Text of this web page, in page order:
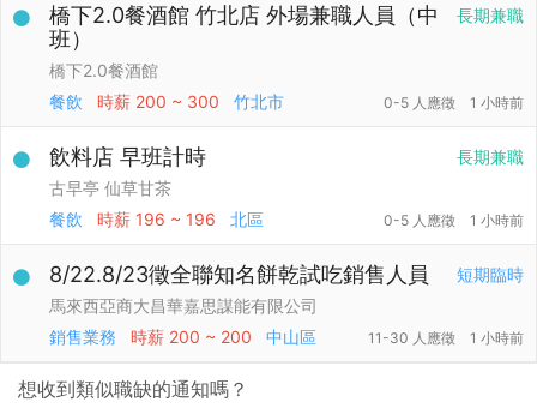
長期兼職
橋下2.0餐酒館 竹北店 外場兼職人員（中
班）
橋下2.0餐酒館
餐飲
時薪 200 ~ 300 竹北市 0-5 人應徵 1 小時前
長期兼職
飲料店 早班計時
古早亭 仙草甘茶
餐飲
時薪 196 ~ 196 北區 0-5 人應徵 1 小時前
短期臨時
8/22.8/23徵全聯知名餅乾試吃銷售人員
馬來西亞商大昌華嘉思謀能有限公司
銷售業務
時薪 200 ~ 200 中山區 11-30 人應徵 1 小時前
想收到類似職缺的通知嗎？